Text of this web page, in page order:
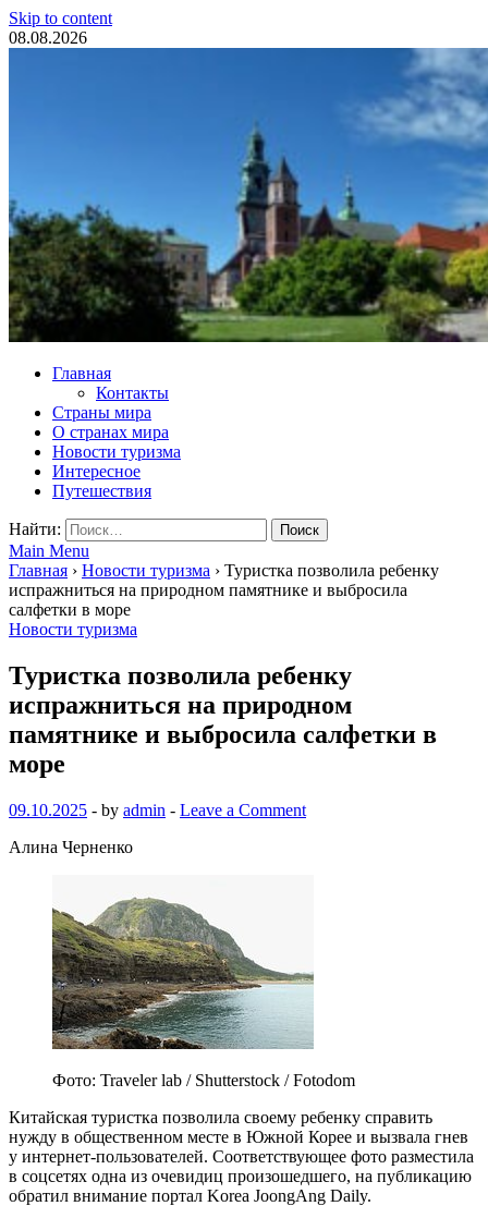
Skip to content
08.08.2026
Туристические новости
Главная
Контакты
Страны мира
О странах мира
Новости туризма
Интересное
Путешествия
Найти:
Main Menu
Главная › Новости туризма › Туристка позволила ребенку
испражниться на природном памятнике и выбросила
салфетки в море
Новости туризма
Туристка позволила ребенку
испражниться на природном
памятнике и выбросила салфетки в
море
09.10.2025 - by admin - Leave a Comment
Алина Черненко
Фото: Traveler lab / Shutterstock / Fotodom
Китайская туристка позволила своему ребенку справить
нужду в общественном месте в Южной Корее и вызвала гнев
у интернет-пользователей. Соответствующее фото разместила
в соцсетях одна из очевидиц произошедшего, на публикацию
обратил внимание портал Korea JoongAng Daily.